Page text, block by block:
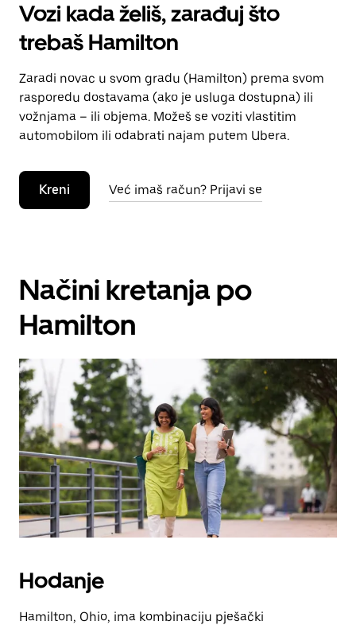
Vozi kada želiš, zarađuj što
trebaš Hamilton
Zaradi novac u svom gradu (Hamilton) prema svom
rasporedu dostavama (ako je usluga dostupna) ili
vožnjama – ili objema. Možeš se voziti vlastitim
automobilom ili odabrati najam putem Ubera.
Kreni Već imaš račun? Prijavi se
Načini kretanja po
Hamilton
Hodanje
Hamilton, Ohio, ima kombinaciju pješački